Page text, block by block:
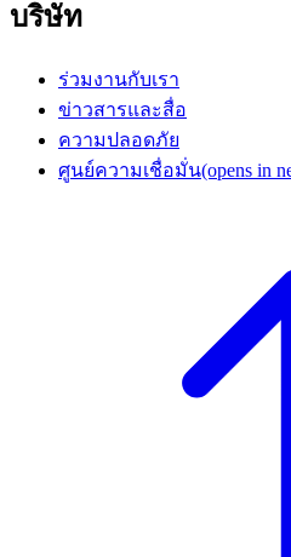
บริษัท
ร่วมงานกับเรา
ข่าวสารและสื่อ
ความปลอดภัย
ศูนย์ความเชื่อมั่น(opens in